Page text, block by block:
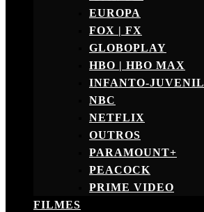
EUROPA
FOX | FX
GLOBOPLAY
HBO | HBO MAX
INFANTO-JUVENIL
NBC
NETFLIX
OUTROS
PARAMOUNT+
PEACOCK
PRIME VIDEO
FILMES